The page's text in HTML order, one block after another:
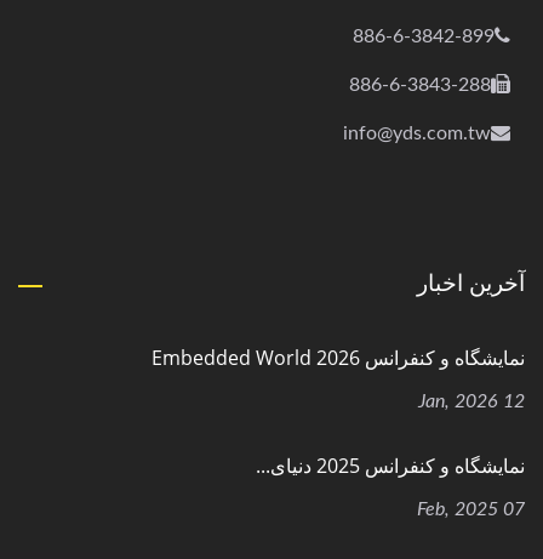
886-6-3842-899
886-6-3843-288
info@yds.com.tw
آخرین اخبار
نمایشگاه و کنفرانس Embedded World 2026
12 Jan, 2026
نمایشگاه و کنفرانس 2025 دنیای...
07 Feb, 2025